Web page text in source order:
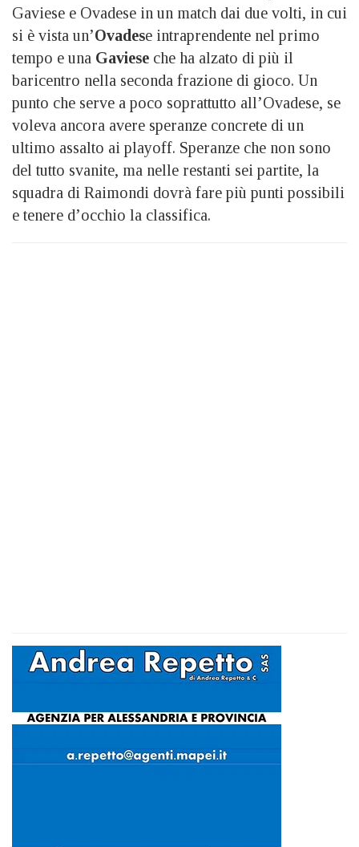
Gaviese e Ovadese in un match dai due volti, in cui
si è vista un’Ovadese intraprendente nel primo
tempo e una Gaviese che ha alzato di più il
baricentro nella seconda frazione di gioco. Un
punto che serve a poco soprattutto all’Ovadese, se
voleva ancora avere speranze concrete di un
ultimo assalto ai playoff. Speranze che non sono
del tutto svanite, ma nelle restanti sei partite, la
squadra di Raimondi dovrà fare più punti possibili
e tenere d’occhio la classifica.